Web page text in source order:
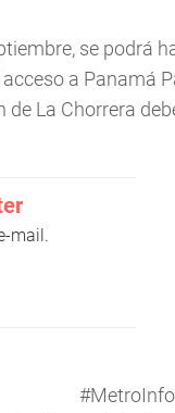
se podrá
a Panamá
La Chorrera
mail.